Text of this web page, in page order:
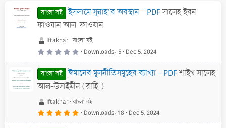
বাংলা বই ইসলামে সুন্নাহ’র অবস্থান - PDFসালেহ ইবন
ফাওযান আল-ফাওযান
Iftakhar বাংলা বই
0
0
s
t
a
r
s
)
Downloads 5 Dec 5, 2024
বাংলা বই ঈমানের মূলনীতিসমূহের ব্যাখ্যা - PDFশাইখ সালেহ
আল-উসাইমীন (রাহি.)
Iftakhar বাংলা বই
5
0
Downloads 18 Dec 5, 2024